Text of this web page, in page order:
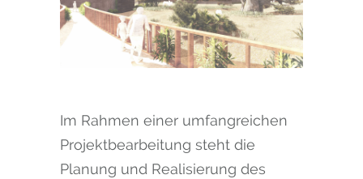
Im Rahmen einer umfangreichen
Projektbearbeitung steht die
Planung und Realisierung des